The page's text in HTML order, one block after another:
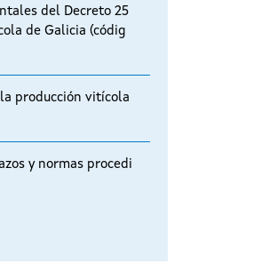
del Decreto 25
de Galicia (códig
producción vitícola
y normas procedi